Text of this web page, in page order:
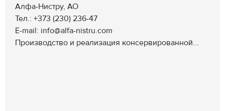
Алфа-Нистру, АО
Тел.: +373 (230) 236-47
E-mail: info@alfa-nistru.com
Производство и реализация консервированной...